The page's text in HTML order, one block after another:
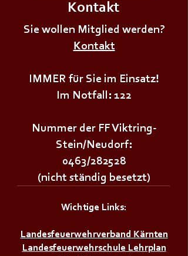
+++𝗦𝗜𝗥𝗘𝗡𝗘𝗡𝗔𝗟𝗔𝗥𝗠+++
Kontakt
Sie wollen Mitglied werden?
Kontakt
IMMER für Sie im Einsatz!
Im Notfall: 122
Nummer der FF Viktring-
Stein/Neudorf:
0463/282528
(nicht ständig besetzt)
Wichtige Links:
Landesfeuerwehrverband Kärnten
Landesfeuerwehrschule Lehrplan